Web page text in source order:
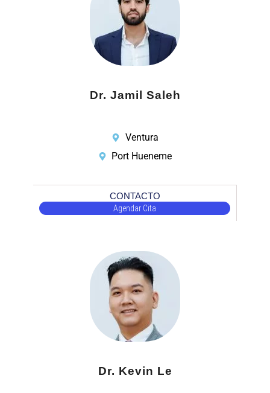
Dr. Jamil Saleh
Ventura
Port Hueneme
CONTACTO
Agendar Cita
Dr. Kevin Le